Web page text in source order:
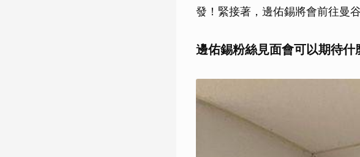
發！緊接著，邊佑錫將會前往曼
邊佑錫粉絲見面會可以期待什